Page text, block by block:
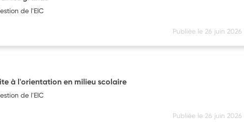
de l'EIC
Publiée le 26 juin 2026
à l'orientation en milieu scolaire
de l'EIC
Publiée le 26 juin 2026